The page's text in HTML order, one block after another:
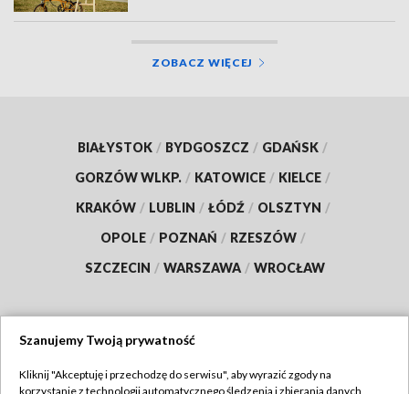
ZOBACZ WIĘCEJ
BIAŁYSTOK / BYDGOSZCZ / GDAŃSK /
GORZÓW WLKP. / KATOWICE / KIELCE /
KRAKÓW / LUBLIN / ŁÓDŹ / OLSZTYN /
OPOLE / POZNAŃ / RZESZÓW /
SZCZECIN / WARSZAWA / WROCŁAW
Szanujemy Twoją prywatność
Kliknij "Akceptuję i przechodzę do serwisu", aby wyrazić zgody na
korzystanie z technologii automatycznego śledzenia i zbierania danych,